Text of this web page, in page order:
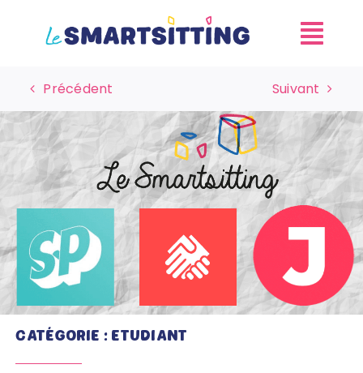
Précédent Suivant
CATÉGORIE : ETUDIANT